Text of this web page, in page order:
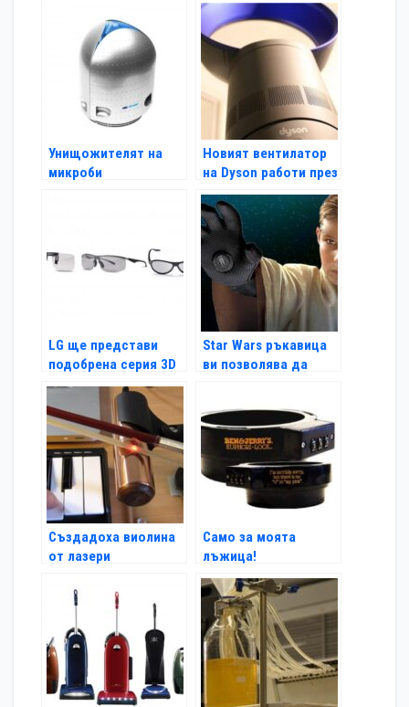
Унищожителят на
микроби
Новият вентилатор
на Dyson работи през
всички сезони
LG ще представи
подобрена серия 3D
очила
Star Wars ръкавица
ви позволява да
Създадоха виолина
от лазери
Само за моята
лъжица!